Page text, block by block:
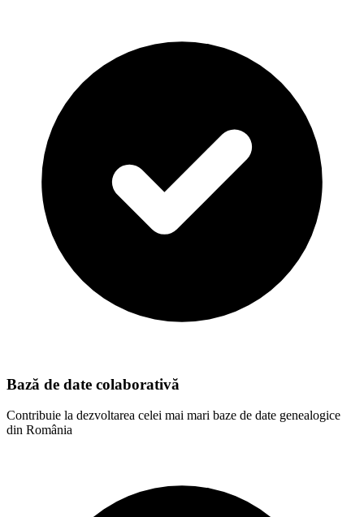
Bază de date colaborativă
Contribuie la dezvoltarea celei mai mari baze de date genealogice
din România